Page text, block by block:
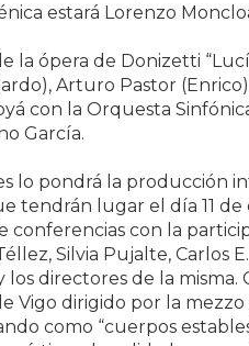
estará Lorenzo
la ópera de Donizetti
Arturo Pastor (Enrico)
con la Orquesta
García.
lo pondrá la producción
tendrán lugar el día 11
con la
Silvia Pujalte, Carlos
directores de la misma.
Vigo dirigido por la
como “cuerpos